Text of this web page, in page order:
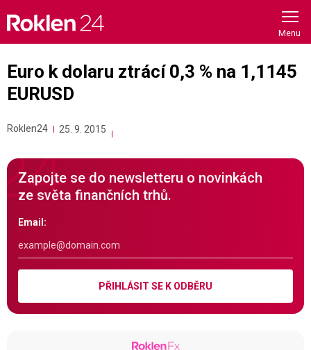
content
Euro k dolaru ztrácí 0,3 % na 1,1145
EURUSD
Roklen24 25. 9. 2015
Zapojte se do newsletteru o novinkách
ze světa finančních trhů.
Email:
PŘIHLÁSIT SE K ODBĚRU